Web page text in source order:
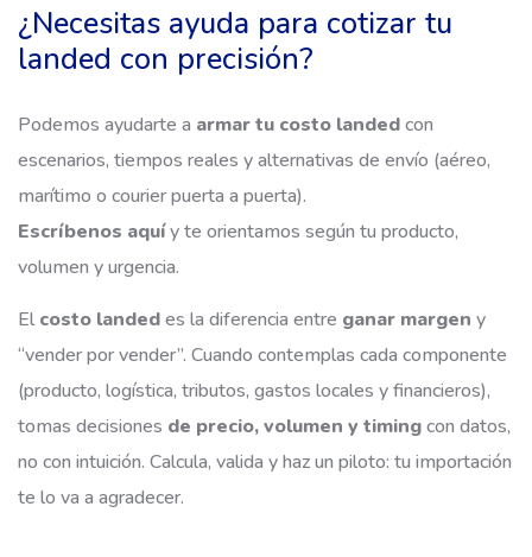
¿Necesitas ayuda para cotizar tu
landed con precisión?
Podemos ayudarte a armar tu costo landedcon
escenarios, tiempos reales y alternativas de envío (aéreo,
marítimo o courier puerta a puerta).
Escríbenos aquíy te orientamos según tu producto,
volumen y urgencia.
Elcosto landedes la diferencia entre ganar margen y
“vender por vender”. Cuando contemplas cada componente
(producto, logística, tributos, gastos locales y financieros),
tomas decisiones de precio, volumen y timingcon datos,
no con intuición. Calcula, valida y haz un piloto: tu importación
te lo va a agradecer.